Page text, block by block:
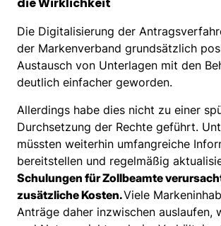
Die Digitalisierung der
der Markenverband grundsätzlich
Austausch von Unterlagen mit den
deutlich einfacher geworden.
Allerdings habe dies nicht zu einer
Durchsetzung der Rechte geführt.
müssten weiterhin umfangreiche
bereitstellen und regelmäßig
Schulungen für Zollbeamte
zusätzliche Kosten.Viele
Anträge daher inzwischen auslaufen,